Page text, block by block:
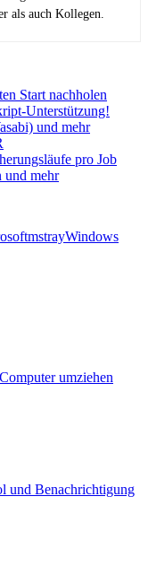
als auch Kollegen.
Start nachholen
Unterstützung!
und mehr
pro Job
und mehr
mstrayWindows
umziehen
und Benachrichtigung